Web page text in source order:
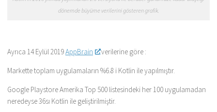
dönemde büyüme verilerini gösteren grafik.
Ayrıca 14 Eylül 2019AppBrain verilerine göre :
Markette toplam uygulamaların %6.8 i Kotlin ile yapılmıştır.
Google Playstore Amerika Top 500 listesindeki her 100 uygulamadan
neredeyse 36sı Kotlin ile geliştirilmiştir.